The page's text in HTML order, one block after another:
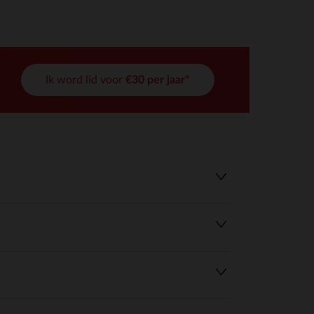
Ik word lid voor €30 per jaar*